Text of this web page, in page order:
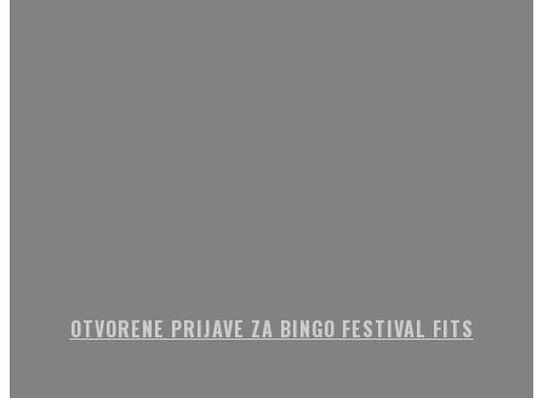
OTVORENE PRIJAVE ZA BINGO FESTIVAL FITS